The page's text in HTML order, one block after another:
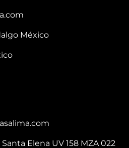
México
Elena UV 158 MZA 022